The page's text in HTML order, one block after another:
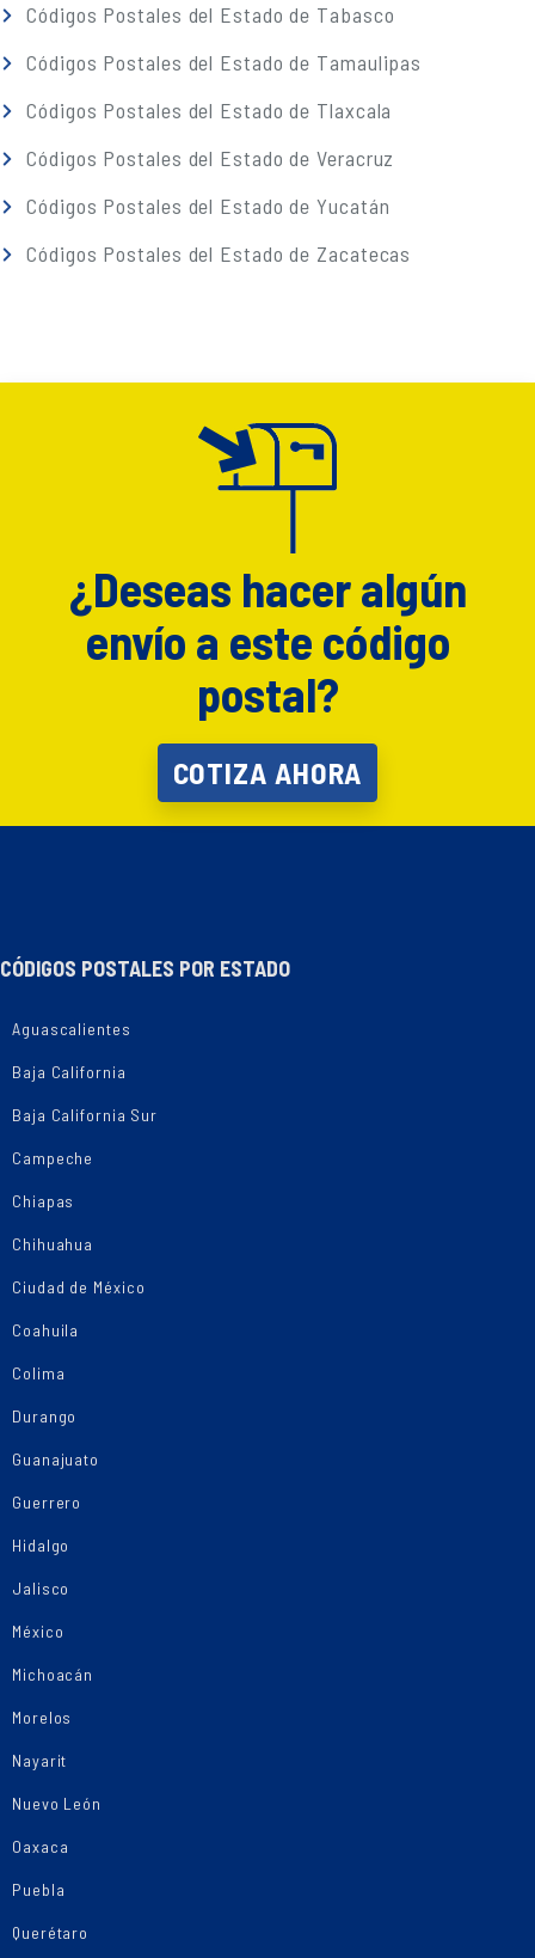
Códigos Postales del Estado de Tabasco
Códigos Postales del Estado de Tamaulipas
Códigos Postales del Estado de Tlaxcala
Códigos Postales del Estado de Veracruz
Códigos Postales del Estado de Yucatán
Códigos Postales del Estado de Zacatecas
¿Deseas hacer algún
envío a este código
postal?
COTIZA AHORA
CÓDIGOS POSTALES POR ESTADO
Aguascalientes
Baja California
Baja California Sur
Campeche
Chiapas
Chihuahua
Ciudad de México
Coahuila
Colima
Durango
Guanajuato
Guerrero
Hidalgo
Jalisco
México
Michoacán
Morelos
Nayarit
Nuevo León
Oaxaca
Puebla
Querétaro